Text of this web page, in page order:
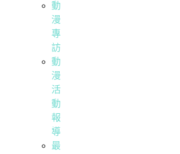
動
漫
專
訪
動
漫
活
動
報
導
最